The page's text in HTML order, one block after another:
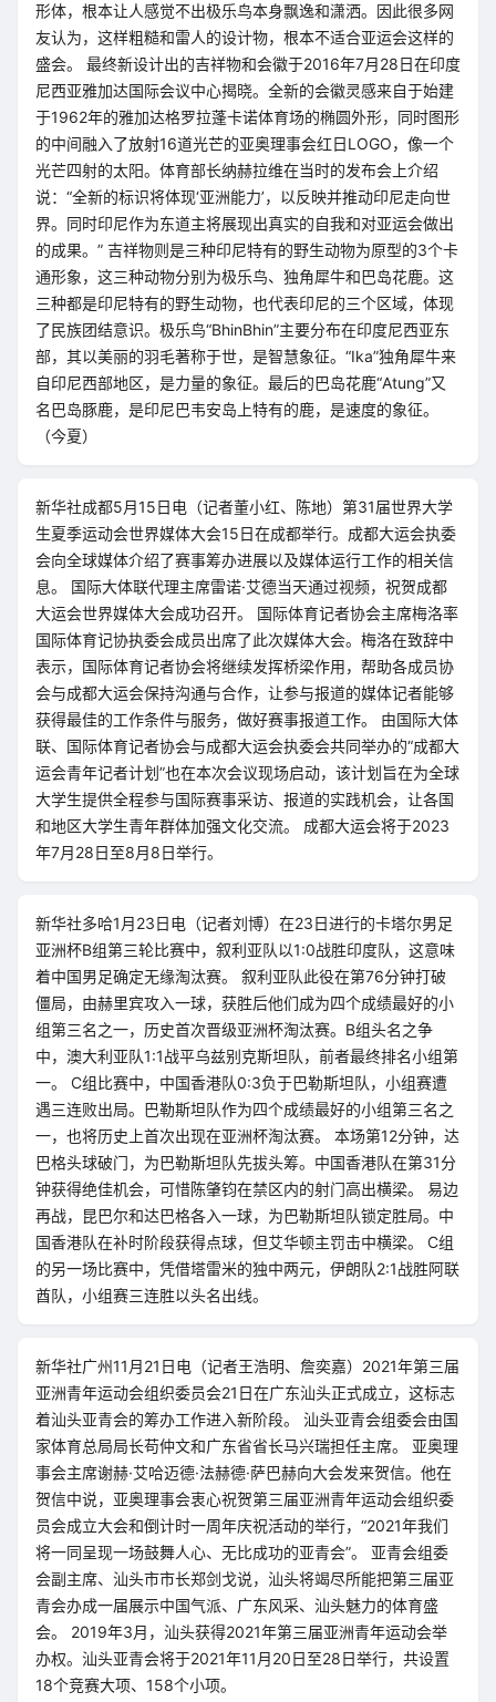
形体，根本让人感觉不出极乐鸟本身飘逸和潇洒。因此很多网
友认为，这样粗糙和雷人的设计物，根本不适合亚运会这样的
盛会。 最终新设计出的吉祥物和会徽于2016年7月28日在印度
尼西亚雅加达国际会议中心揭晓。全新的会徽灵感来自于始建
于1962年的雅加达格罗拉蓬卡诺体育场的椭圆外形，同时图形
的中间融入了放射16道光芒的亚奥理事会红日LOGO，像一个
光芒四射的太阳。体育部长纳赫拉维在当时的发布会上介绍
说：“全新的标识将体现‘亚洲能力’，以反映并推动印尼走向世
界。同时印尼作为东道主将展现出真实的自我和对亚运会做出
的成果。” 吉祥物则是三种印尼特有的野生动物为原型的3个卡
通形象，这三种动物分别为极乐鸟、独角犀牛和巴岛花鹿。这
三种都是印尼特有的野生动物，也代表印尼的三个区域，体现
了民族团结意识。极乐鸟“BhinBhin”主要分布在印度尼西亚东
部，其以美丽的羽毛著称于世，是智慧象征。“Ika”独角犀牛来
自印尼西部地区，是力量的象征。最后的巴岛花鹿“Atung”又
名巴岛豚鹿，是印尼巴韦安岛上特有的鹿，是速度的象征。
（今夏）
新华社成都5月15日电（记者董小红、陈地）第31届世界大学
生夏季运动会世界媒体大会15日在成都举行。成都大运会执委
会向全球媒体介绍了赛事筹办进展以及媒体运行工作的相关信
息。 国际大体联代理主席雷诺·艾德当天通过视频，祝贺成都
大运会世界媒体大会成功召开。 国际体育记者协会主席梅洛率
国际体育记协执委会成员出席了此次媒体大会。梅洛在致辞中
表示，国际体育记者协会将继续发挥桥梁作用，帮助各成员协
会与成都大运会保持沟通与合作，让参与报道的媒体记者能够
获得最佳的工作条件与服务，做好赛事报道工作。 由国际大体
联、国际体育记者协会与成都大运会执委会共同举办的“成都大
运会青年记者计划”也在本次会议现场启动，该计划旨在为全球
大学生提供全程参与国际赛事采访、报道的实践机会，让各国
和地区大学生青年群体加强文化交流。 成都大运会将于2023
年7月28日至8月8日举行。
新华社多哈1月23日电（记者刘博）在23日进行的卡塔尔男足
亚洲杯B组第三轮比赛中，叙利亚队以1:0战胜印度队，这意味
着中国男足确定无缘淘汰赛。 叙利亚队此役在第76分钟打破
僵局，由赫里宾攻入一球，获胜后他们成为四个成绩最好的小
组第三名之一，历史首次晋级亚洲杯淘汰赛。B组头名之争
中，澳大利亚队1:1战平乌兹别克斯坦队，前者最终排名小组第
一。 C组比赛中，中国香港队0:3负于巴勒斯坦队，小组赛遭
遇三连败出局。巴勒斯坦队作为四个成绩最好的小组第三名之
一，也将历史上首次出现在亚洲杯淘汰赛。 本场第12分钟，达
巴格头球破门，为巴勒斯坦队先拔头筹。中国香港队在第31分
钟获得绝佳机会，可惜陈肇钧在禁区内的射门高出横梁。 易边
再战，昆巴尔和达巴格各入一球，为巴勒斯坦队锁定胜局。中
国香港队在补时阶段获得点球，但艾华顿主罚击中横梁。 C组
的另一场比赛中，凭借塔雷米的独中两元，伊朗队2:1战胜阿联
酋队，小组赛三连胜以头名出线。
新华社广州11月21日电（记者王浩明、詹奕嘉）2021年第三届
亚洲青年运动会组织委员会21日在广东汕头正式成立，这标志
着汕头亚青会的筹办工作进入新阶段。 汕头亚青会组委会由国
家体育总局局长苟仲文和广东省省长马兴瑞担任主席。 亚奥理
事会主席谢赫·艾哈迈德·法赫德·萨巴赫向大会发来贺信。他在
贺信中说，亚奥理事会衷心祝贺第三届亚洲青年运动会组织委
员会成立大会和倒计时一周年庆祝活动的举行，“2021年我们
将一同呈现一场鼓舞人心、无比成功的亚青会”。 亚青会组委
会副主席、汕头市市长郑剑戈说，汕头将竭尽所能把第三届亚
青会办成一届展示中国气派、广东风采、汕头魅力的体育盛
会。 2019年3月，汕头获得2021年第三届亚洲青年运动会举
办权。汕头亚青会将于2021年11月20日至28日举行，共设置
18个竞赛大项、158个小项。